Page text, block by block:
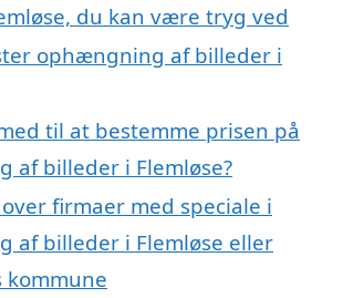
du kan være tryg ved
ophængning af billeder i
til at bestemme prisen på
af billeder i Flemløse?
firmaer med speciale i
af billeder i Flemløse eller
kommune